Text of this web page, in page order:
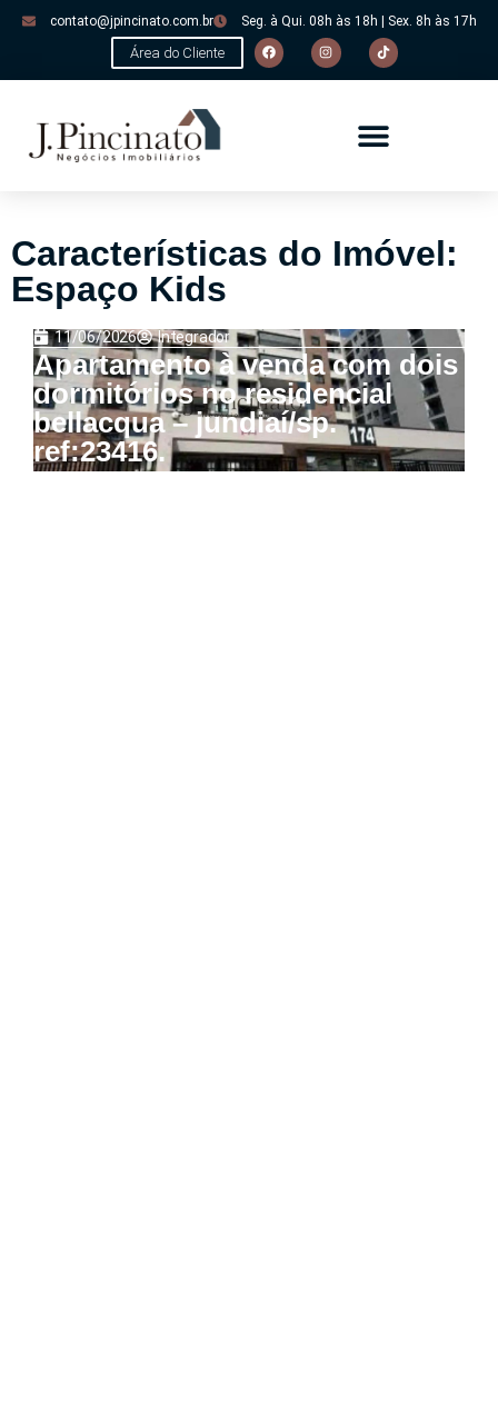
contato@jpincinato.com.br Seg. à Qui. 08h às 18h | Sex. 8h às 17h
Área do Cliente
Características do Imóvel:
Espaço Kids
11/06/2026 Integrador
Apartamento à venda com dois
dormitórios no residencial
bellacqua – jundiaí/sp.
ref:23416.